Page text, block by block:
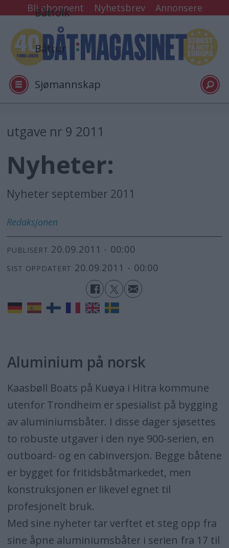
Bli abonnent Nyhetsbrev Annonsere
Båtfolk
Båttur
Sjømannskap
Arkiv
Video
utgave nr 9 2011
Nyheter:
Nyheter september 2011
Redaksjonen
PUBLISERT 20.09.2011 - 00:00
SIST OPPDATERT 20.09.2011 - 00:00
Aluminium på norsk
Kaasbøll Boats på Kuøya i Hitra kommune
utenfor Trondheim er spesialist på bygging
av aluminiumsbåter. I disse dager sjøsettes
to robuste utgaver i den nye 900-serien, en
outboard- og en cabinversjon. Begge båtene
er bygget for fritidsbåtmarkedet, men
konstruksjonen er likevel egnet til
profesjonelt bruk.
Med sine nyheter tar verftet et steg opp fra
sine åpne aluminiumsbåter i serien fra 17 til